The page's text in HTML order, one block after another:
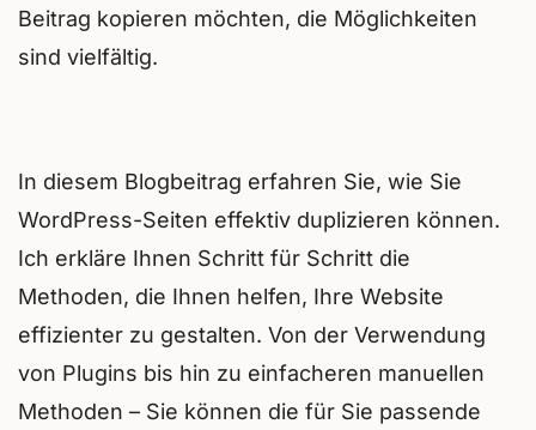
Beitrag kopieren möchten, die Möglichkeiten
sind vielfältig.
In diesem Blogbeitrag erfahren Sie, wie Sie
WordPress-Seiten effektiv duplizieren können.
Ich erkläre Ihnen Schritt für Schritt die
Methoden, die Ihnen helfen, Ihre Website
effizienter zu gestalten. Von der Verwendung
von Plugins bis hin zu einfacheren manuellen
Methoden – Sie können die für Sie passende